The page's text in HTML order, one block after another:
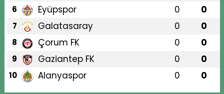
6 Eyüpspor 0 0
7 Galatasaray 0 0
8 Çorum FK 0 0
9 Gaziantep FK 0 0
10 Alanyaspor 0 0